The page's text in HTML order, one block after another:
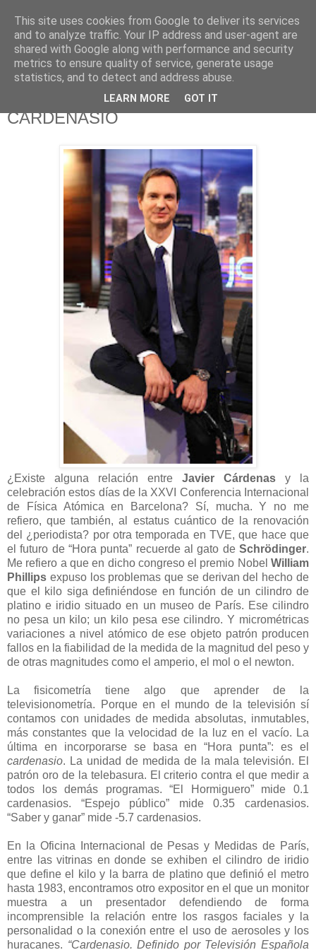
625 RANAS
LA TELEVISIÓN DESDE EL PUNTO DE VISTA BATRACIO
CARDENASIO
¿Existe alguna relación entre Javier Cárdenas y la
celebración estos días de la XXVI Conferencia Internacional
de Física Atómica en Barcelona? Sí, mucha. Y no me
refiero, que también, al estatus cuántico de la renovación
del ¿periodista? por otra temporada en TVE, que hace que
el futuro de “Hora punta” recuerde al gato de Schrödinger.
Me refiero a que en dicho congreso el premio Nobel William
Phillips expuso los problemas que se derivan del hecho de
que el kilo siga definiéndose en función de un cilindro de
platino e iridio situado en un museo de París. Ese cilindro
no pesa un kilo; un kilo pesa ese cilindro. Y micrométricas
variaciones a nivel atómico de ese objeto patrón producen
fallos en la fiabilidad de la medida de la magnitud del peso y
de otras magnitudes como el amperio, el mol o el newton.
La fisicometría tiene algo que aprender de la
televisionometría. Porque en el mundo de la televisión sí
contamos con unidades de medida absolutas, inmutables,
más constantes que la velocidad de la luz en el vacío. La
última en incorporarse se basa en “Hora punta”: es el
cardenasio. La unidad de medida de la mala televisión. El
patrón oro de la telebasura. El criterio contra el que medir a
todos los demás programas. “El Hormiguero” mide 0.1
cardenasios. “Espejo público” mide 0.35 cardenasios.
“Saber y ganar” mide -5.7 cardenasios.
En la Oficina Internacional de Pesas y Medidas de París,
entre las vitrinas en donde se exhiben el cilindro de iridio
que define el kilo y la barra de platino que definió el metro
hasta 1983, encontramos otro expositor en el que un monitor
muestra a un presentador defendiendo de forma
incomprensible la relación entre los rasgos faciales y la
personalidad o la conexión entre el uso de aerosoles y los
huracanes. “Cardenasio. Definido por Televisión Española
This site uses cookies from Google to deliver its services
and to analyze traffic. Your IP address and user-agent are
shared with Google along with performance and security
metrics to ensure quality of service, generate usage
statistics, and to detect and address abuse.
LEARN MORE GOT IT